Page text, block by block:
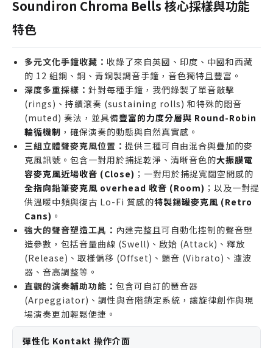
需要為冥想、瑜珈或心靈療癒音樂增添清脆、悠遠鐘
聲的創作者。
遊戲音效設計師，需要為特定場景或道具製作高品質
的真實金屬敲擊聲。
誰不適合購買
只需要基本合成器鐘聲，對真實樂器細節與多麥克風
位置無特別需求的用戶。
硬碟空間極度有限，無法安裝近 10 GB 音源庫的使用
者。
未使用 Native Instruments Kontakt (Full
version)，僅有免費 Kontakt Player 的音樂人。
Soundiron Chroma Bells 核心採樣與功能
特色
多元文化手鐘收藏： 收錄了來自英國、印度、中國和西藏
的 12 組鋼、銅、青銅製調音手鐘，音色獨特且豐富。
深度多重採樣： 針對每種手鐘，我們錄製了單音敲擊
(rings)、持續滾奏 (sustaining rolls) 和特殊的悶音
(muted) 奏法，並具備豐富的力度分層與 Round-Robin
輪循機制 ，確保演奏的動態與自然真實感。
三組立體聲麥克風位置： 提供三種可自由混合與疊加的麥
克風訊號。包含一對用於捕捉乾淨、清晰音色的大振膜電
容麥克風近場收音 (Close) ；一對用於捕捉寬闊空間感的
全指向鉛筆麥克風 overhead 收音 (Room) ；以及一對提
供溫暖中頻與復古 Lo-Fi 質感的特製錫罐麥克風 (Retro
Cans) 。
強大的聲音塑造工具： 內建完整且可自動化控制的聲音塑
造參數，包括音量曲線 (Swell)、啟始 (Attack)、釋放
(Release)、取樣偏移 (Offset)、顫音 (Vibrato)、濾波
器、音高調整等。
直觀的演奏輔助功能： 包含可自訂的琶音器
(Arpeggiator)、調性與音階鎖定系統，讓旋律創作與現
場演奏更加輕鬆便捷。
彈性化 Kontakt 操作介面